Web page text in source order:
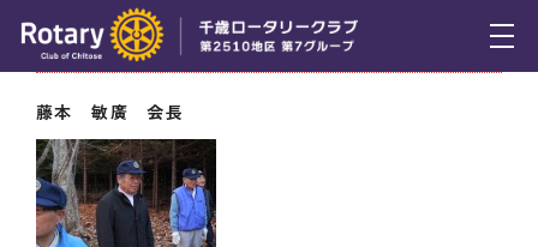
トピックス
例会報告
活動報告
10月30日（木） 会長挨拶
藤本 敏廣 会長